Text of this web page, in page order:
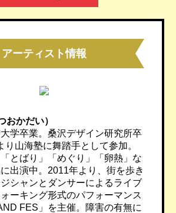
アーティスト情報
おかだい）
学卒業。桑沢デザイン研究所卒
り山海塾に舞踏手として参加。
「とばり」「めぐり」「卵熱」な
出演中。2011年より、街を歩き
シャンとダンサーによるライブ
ーキング形式のパフォーマンス
FES」を主催。障害の有無に